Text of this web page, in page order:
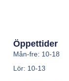
Öppettider
Mån-fre: 10-18
Lör: 10-13